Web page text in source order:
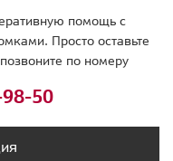
помощь с
Просто оставьте
по номеру
50